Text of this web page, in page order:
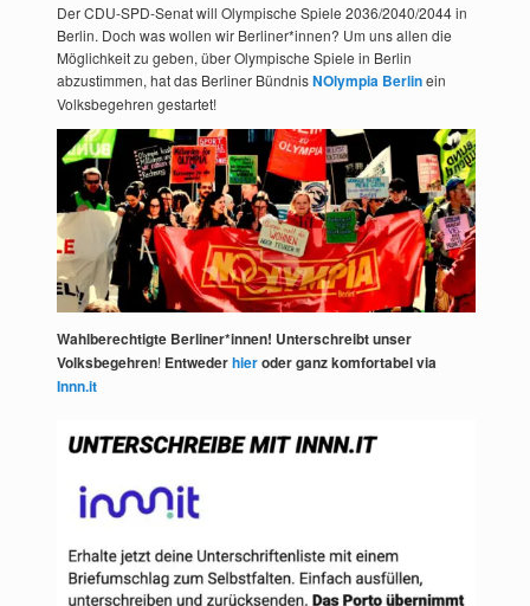
Der CDU-SPD-Senat will Olympische Spiele 2036/2040/2044 in
Berlin. Doch was wollen wir Berliner*innen? Um uns allen die
Möglichkeit zu geben, über Olympische Spiele in Berlin
abzustimmen, hat das Berliner BündnisNOlympia Berlinein
Volksbegehren gestartet!
Wahlberechtigte Berliner*innen! Unterschreibt unser
Volksbegehren! Entwederhieroder ganz komfortabel via
Innn.it